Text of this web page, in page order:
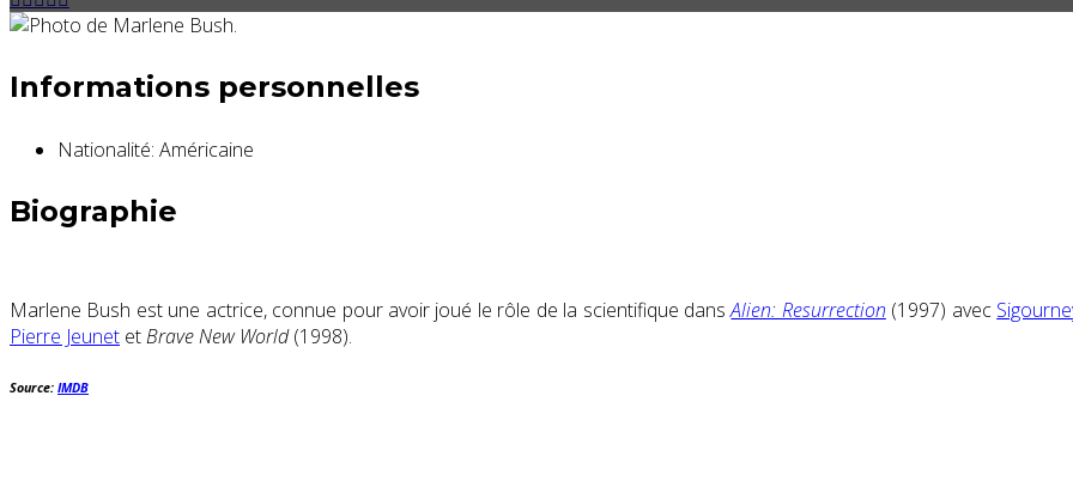
Informations personnelles
Nationalité: Américaine
Biographie
Marlene Bush est une actrice, connue pour avoir joué le rôle de la scientifique dansAlien: Resurrection (1997) avec
Pierre Jeunet etBrave New World(1998).
Source: IMDB